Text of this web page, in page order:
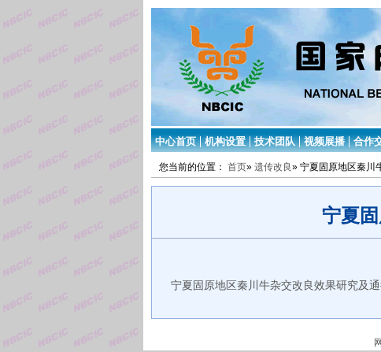
中心首页 机构设置 技术团队 视频展播 合作
您当前的位置： 首页» 遗传改良» 宁夏固原地区秦川
宁夏
宁夏固原地区秦川牛杂交改良效果研究及